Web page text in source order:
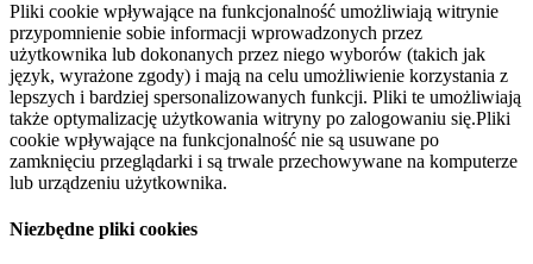
Pliki cookie wpływające na funkcjonalność umożliwiają witrynie
przypomnienie sobie informacji wprowadzonych przez
użytkownika lub dokonanych przez niego wyborów (takich jak
język, wyrażone zgody) i mają na celu umożliwienie korzystania z
lepszych i bardziej spersonalizowanych funkcji. Pliki te umożliwiają
także optymalizację użytkowania witryny po zalogowaniu się.Pliki
cookie wpływające na funkcjonalność nie są usuwane po
zamknięciu przeglądarki i są trwale przechowywane na komputerze
lub urządzeniu użytkownika.
Niezbędne pliki cookies